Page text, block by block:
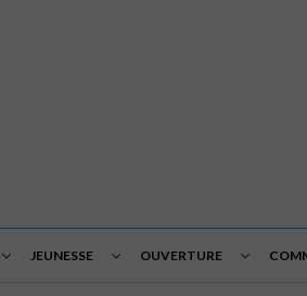
JEUNESSE OUVERTURE